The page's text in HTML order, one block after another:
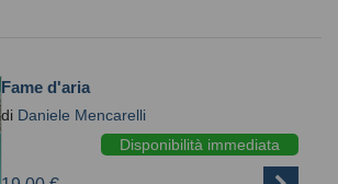
Fame d'aria
di Daniele Mencarelli
Disponibilità immediata